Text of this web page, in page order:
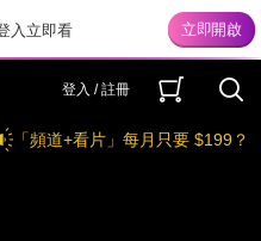
入立即看
登入 / 註冊
「頻道+看片」每月只要 $199？